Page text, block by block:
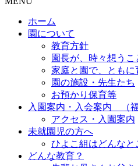
ホーム
園について
教育方針
園長が、時々想うこ
家庭と園で、ともに
園の施設・先生たち
お預かり保育等
入園案内・入会案内 （
アクセス・入園案内
未就園児の方へ
ひよこ組はどんなと
どんな教育？